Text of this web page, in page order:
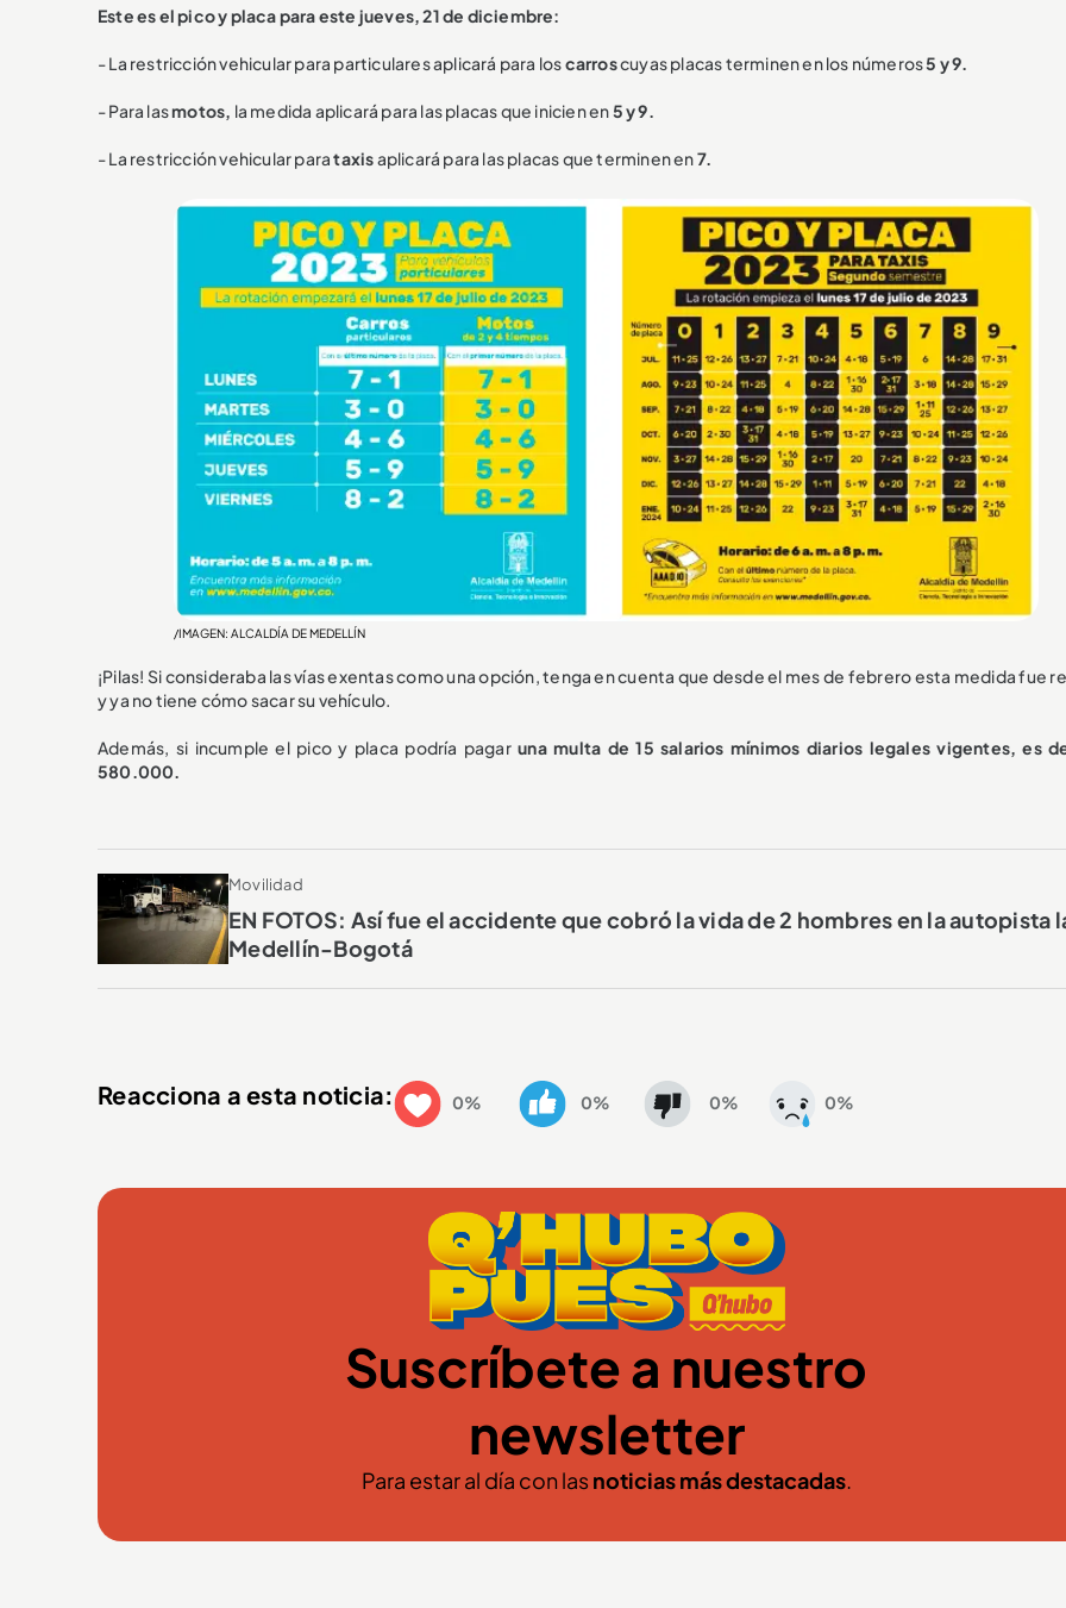
Este es el pico y placa para este jueves, 21 de diciembre:
- La restricción vehicular para particulares aplicará para loscarroscuyas placas terminen en los números5 y 9.
- Para lasmotos, la medida aplicará para las placas que inicien en5 y 9.
- La restricción vehicular parataxisaplicará para las placas que terminen en7.
/IMAGEN: ALCALDÍA DE MEDELLÍN
¡Pilas! Si consideraba las vías exentas como una opción, tenga en cuenta que desde el mes de febrero esta medida fue
y ya no tiene cómo sacar su vehículo.
Además, si incumple el pico y placa podría pagaruna multa de 15 salarios mínimos diarios legales vigentes, es
580.000.
Movilidad
EN FOTOS: Así fue el accidente que cobró la vida de 2 hombres en la autopista
Medellín-Bogotá
Reacciona a esta noticia: 0% 0% 0% 0%
Suscríbete a nuestro
newsletter
Para estar al día con lasnoticias más destacadas.